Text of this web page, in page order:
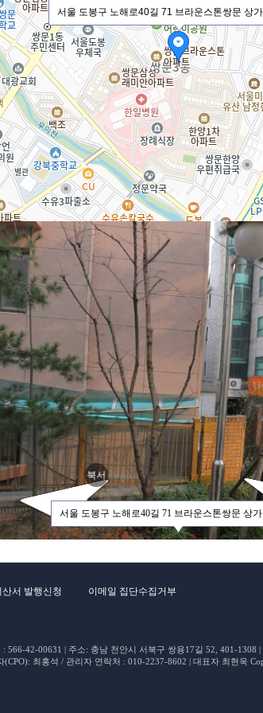
서울 도봉구 노해로40길 71 브라운스톤쌍문 상
북서
서울 도봉구 노해로40길 71 브라운스톤쌍문 상가
서 발행신청 이메일 집단수집거부
566-42-00631 | 주소: 충남 천안시 서북구 쌍용17길 52, 401-1308
(CPO): 최홍석 / 관리자 연락처 : 010-2237-8602 | 대표자 최현욱